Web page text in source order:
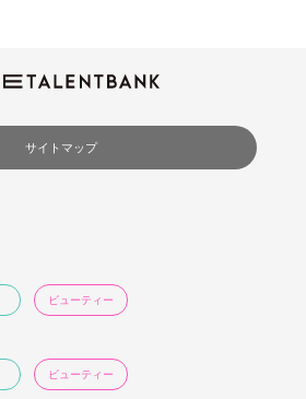
サイトマップ
ビューティー
ビューティー